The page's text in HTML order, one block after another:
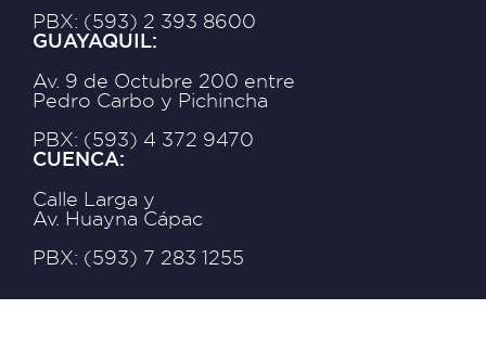
PBX: (593) 2 393 8600
GUAYAQUIL:
Av. 9 de Octubre 200 entre
Pedro Carbo y Pichincha
PBX: (593) 4 372 9470
CUENCA:
Calle Larga y
Av. Huayna Cápac
PBX: (593) 7 283 1255